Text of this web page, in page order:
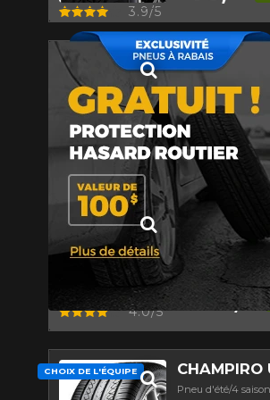
Aperçu 3.9/5
Pneu d'été/4 saisons
Pneu 4
Pneu
Aperçu 4.5/5
10
DE
RABAIS
AVEC
AN-LOCUS
Pneu d'été/4 saisons
Faible
Bande
Aperçu 4.0/5 124, 35$
CHAMPIRO
Pneu d'été/4
CHOIX DE L'ÉQUIPE